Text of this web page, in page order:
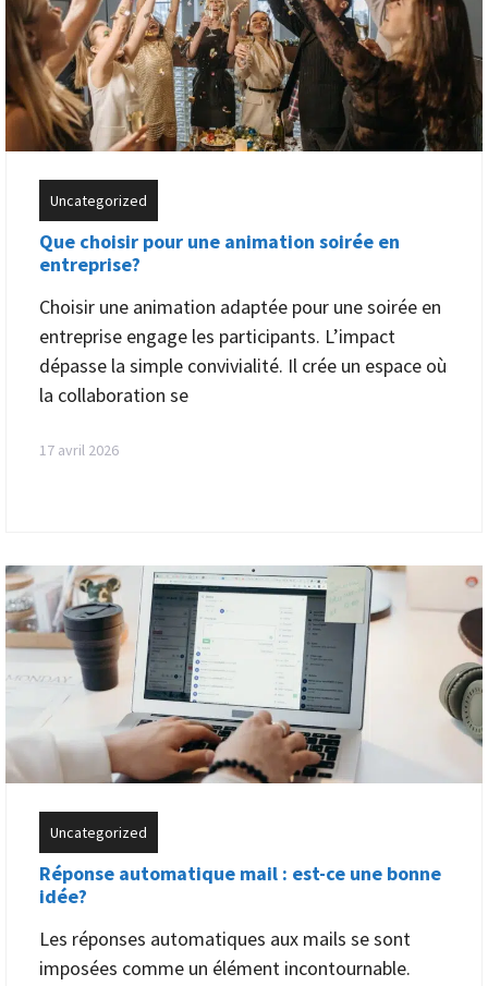
Uncategorized
Que choisir pour une animation soirée en
entreprise?
Choisir une animation adaptée pour une soirée en
entreprise engage les participants. L’impact
dépasse la simple convivialité. Il crée un espace où
la collaboration se
17 avril 2026
Uncategorized
Réponse automatique mail : est-ce une bonne
idée?
Les réponses automatiques aux mails se sont
imposées comme un élément incontournable.